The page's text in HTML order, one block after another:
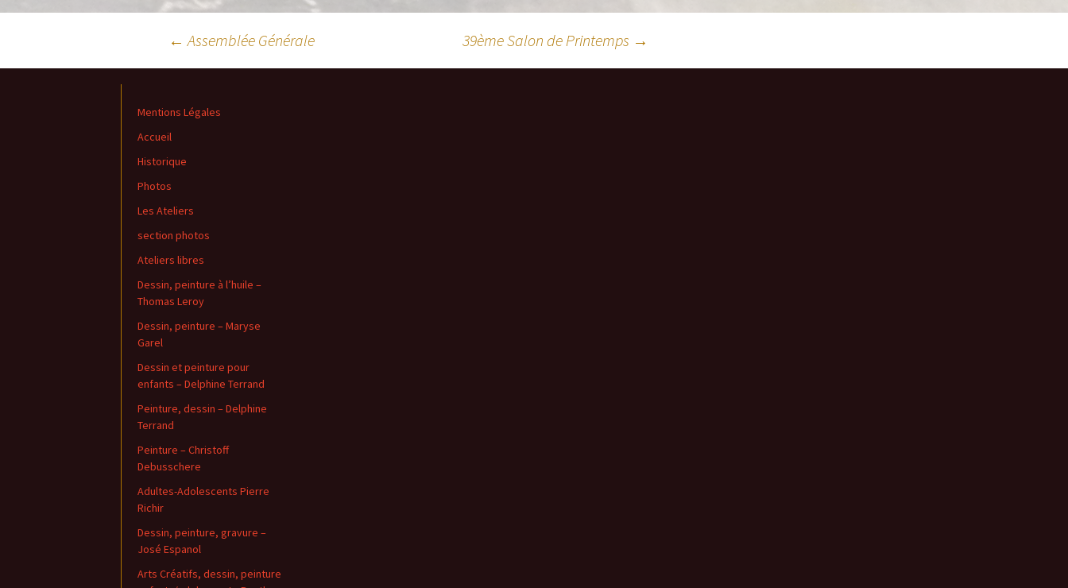
Navigation des articles
← Assemblée Générale 39ème Salon de Printemps →
Mentions Légales
Accueil
Historique
Photos
Les Ateliers
section photos
Ateliers libres
Dessin, peinture à l’huile –
Thomas Leroy
Dessin, peinture – Maryse
Garel
Dessin et peinture pour
enfants – Delphine Terrand
Peinture, dessin – Delphine
Terrand
Peinture – Christoff
Debusschere
Adultes-Adolescents Pierre
Richir
Dessin, peinture, gravure –
José Espanol
Arts Créatifs, dessin, peinture